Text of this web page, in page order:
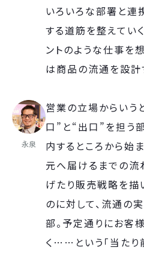
いろいろな部署と連
する道筋を整えてい
ントのような仕事を
は商品の流通を設計
永泉
営業の立場からいう
口”と“出口”を担う
内するところから始
元へ届けるまでの流
げたり販売戦略を描
のに対して、流通の
部。予定通りにお客
く……という「当たり